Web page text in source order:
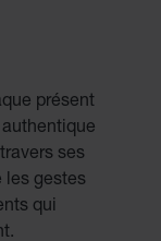
présent
ses
les gestes
qui